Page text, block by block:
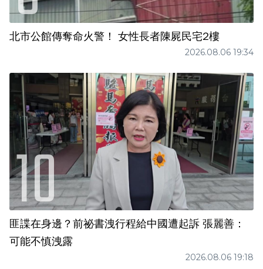
北市公館傳奪命火警！ 女性長者陳屍民宅2樓
2026.08.06 19:34
匪諜在身邊？前祕書洩行程給中國遭起訴 張麗善：
可能不慎洩露
2026.08.06 19:18